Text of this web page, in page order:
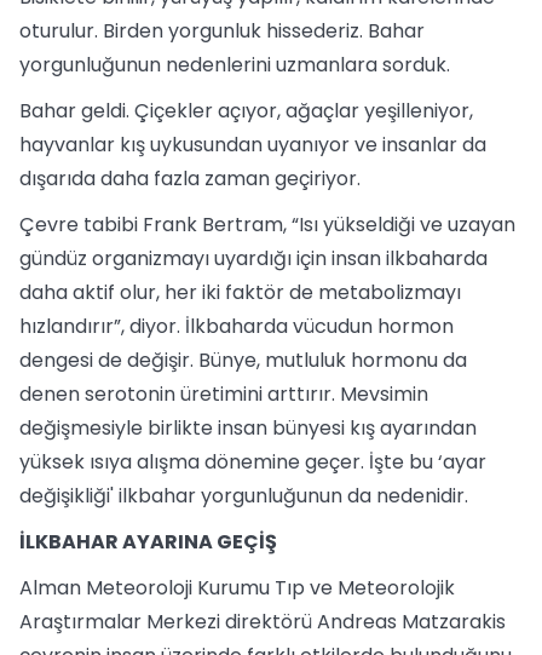
oturulur. Birden yorgunluk hissederiz. Bahar
yorgunluğunun nedenlerini uzmanlara sorduk.
Bahar geldi. Çiçekler açıyor, ağaçlar yeşilleniyor,
hayvanlar kış uykusundan uyanıyor ve insanlar da
dışarıda daha fazla zaman geçiriyor.
Çevre tabibi Frank Bertram, “Isı yükseldiği ve uzayan
gündüz organizmayı uyardığı için insan ilkbaharda
daha aktif olur, her iki faktör de metabolizmayı
hızlandırır”, diyor. İlkbaharda vücudun hormon
dengesi de değişir. Bünye, mutluluk hormonu da
denen serotonin üretimini arttırır. Mevsimin
değişmesiyle birlikte insan bünyesi kış ayarından
yüksek ısıya alışma dönemine geçer. İşte bu ‘ayar
değişikliği' ilkbahar yorgunluğunun da nedenidir.
İLKBAHAR AYARINA GEÇİŞ
Alman Meteoroloji Kurumu Tıp ve Meteorolojik
Araştırmalar Merkezi direktörü Andreas Matzarakis